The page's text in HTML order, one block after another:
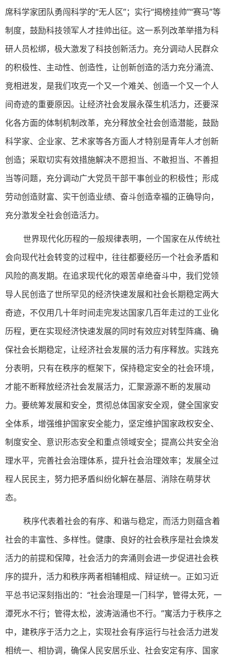
席科学家团队勇闯科学的“无人区”；实行“揭榜挂帅”“赛马”等
制度，鼓励科技领军人才挂帅出征。这一系列改革举措为科
研人员松绑，极大激发了科技创新活力。充分调动人民群众
的积极性、主动性、创造性，让创新创造的活力充分涌流、
竞相迸发，是我们攻克一个又一个难关、创造一个又一个人
间奇迹的重要原因。让经济社会发展永葆生机活力，还要深
化各方面的体制机制改革，充分释放全社会创造潜能，鼓励
科学家、企业家、艺术家等各方面人才特别是青年人才创新
创造；采取切实有效措施解决不愿担当、不敢担当、不善担
当等问题，充分调动广大党员干部干事创业的积极性；形成
劳动创造财富、实干创造业绩、奋斗创造幸福的正确导向，
充分激发全社会创造活力。
世界现代化历程的一般规律表明，一个国家在从传统社
会向现代社会转变的过程中，往往都要经历一个社会矛盾和
风险的高发期。在追求现代化的艰苦卓绝奋斗中，我们党领
导人民创造了世所罕见的经济快速发展和社会长期稳定两大
奇迹，不仅用几十年时间走完发达国家几百年走过的工业化
历程，更在实现经济快速发展的同时有效应对转型阵痛、确
保社会长期稳定，让经济社会发展的活力有序释放。实践充
分表明，只有在秩序的框架下，保持稳定安全的社会环境，
才能不断释放经济社会发展活力，汇聚源源不断的发展动
力。要统筹发展和安全，贯彻总体国家安全观，健全国家安
全体系，增强维护国家安全能力，坚定维护国家政权安全、
制度安全、意识形态安全和重点领域安全；提高公共安全治
理水平，完善社会治理体系，提升社会治理效率；发展全过
程人民民主，努力把矛盾纠纷化解在基层、消除在萌芽状
态。
秩序代表着社会的有序、和谐与稳定，而活力则蕴含着
社会的丰富性、多样性。健康、良好的社会秩序是社会焕发
活力的前提和保障，社会活力的奔涌则会进一步促进社会秩
序的提升，活力和秩序两者相辅相成、辩证统一。正如习近
平总书记深刻指出的：“社会治理是一门科学，管得太死，一
潭死水不行；管得太松，波涛汹涌也不行。”寓活力于秩序之
中，建秩序于活力之上，实现社会有序运行与社会活力迸发
相统一、相协调，确保人民安居乐业、社会安定有序、国家